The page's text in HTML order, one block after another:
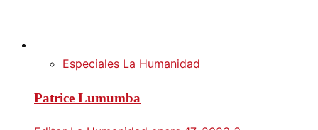
Especiales La Humanidad
Patrice Lumumba